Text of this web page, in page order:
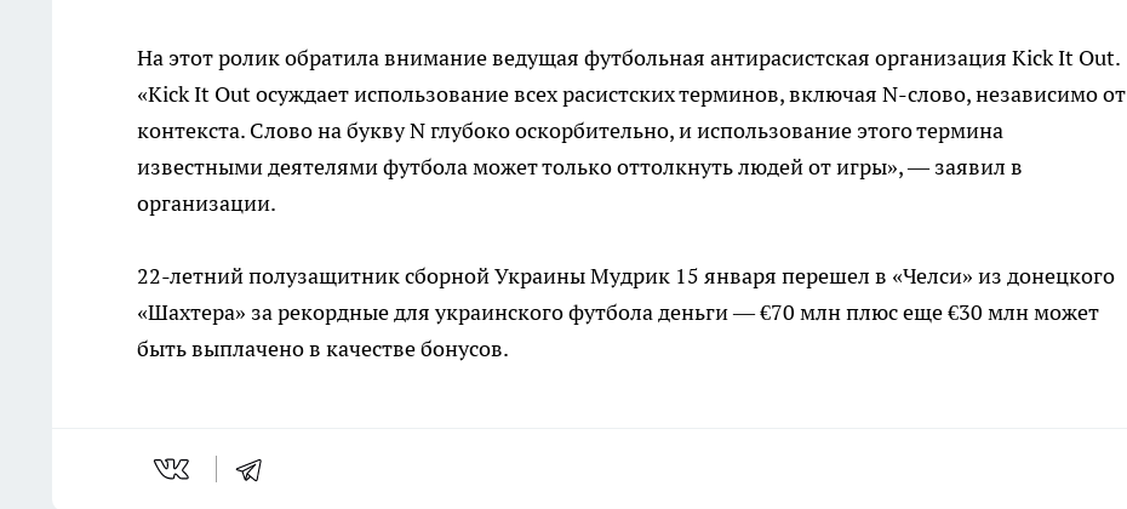
На этот ролик обратила внимание ведущая футбольная антирасистская организация Kick It Out.
«Kick It Out осуждает использование всех расистских терминов, включая N-слово, независимо от
контекста. Слово на букву N глубоко оскорбительно, и использование этого термина
известными деятелями футбола может только оттолкнуть людей от игры», — заявил в
организации.
22-летний полузащитник сборной Украины Мудрик 15 января перешел в «Челси» из донецкого
«Шахтера» за рекордные для украинского футбола деньги — €70 млн плюс еще €30 млн может
быть выплачено в качестве бонусов.